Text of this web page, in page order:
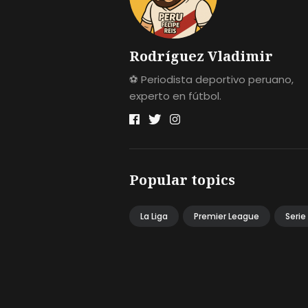
Rodríguez Vladimir
⚽ Periodista deportivo peruano,
experto en fútbol.
Popular topics
La Liga Premier League Serie